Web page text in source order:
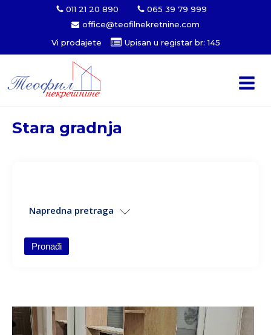
011 21 20 890
065 39 79 999
office@teofilnekretnine.com
Vi prodajete
Upisan u registar br: 145
Stara gradnja
Napredna pretraga
Tip gradnje
Pronađi